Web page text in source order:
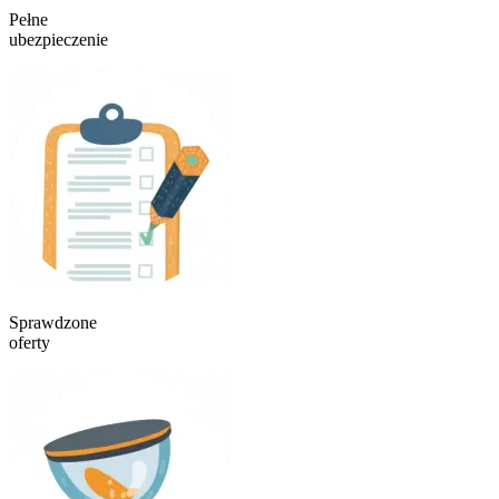
Pełne
ubezpieczenie
Sprawdzone
oferty